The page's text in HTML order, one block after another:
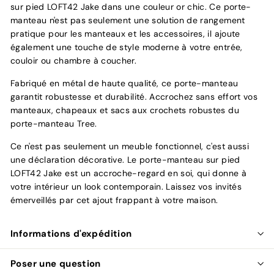
sur pied LOFT42 Jake dans une couleur or chic. Ce porte-
manteau n'est pas seulement une solution de rangement
pratique pour les manteaux et les accessoires, il ajoute
également une touche de style moderne à votre entrée,
couloir ou chambre à coucher.
Fabriqué en métal de haute qualité, ce porte-manteau
garantit robustesse et durabilité. Accrochez sans effort vos
manteaux, chapeaux et sacs aux crochets robustes du
porte-manteau Tree.
Ce n'est pas seulement un meuble fonctionnel, c'est aussi
une déclaration décorative. Le porte-manteau sur pied
LOFT42 Jake est un accroche-regard en soi, qui donne à
votre intérieur un look contemporain. Laissez vos invités
émerveillés par cet ajout frappant à votre maison.
Informations d'expédition
Poser une question